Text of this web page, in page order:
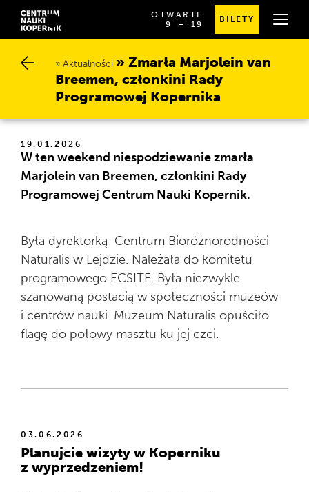
OTWARTE
OD
GODZINY
19:00
9 ⁠–⁠ 19
SPRAWDŹ
SZCZEGÓŁOWE
BILETY
Aktualności
Zmarła Marjolein van B
reemen, członkini Rady P
rogramowej Kopernika
19.01.2026
W ten weekend niespodziewanie zmarła
Marjolein van Breemen, członkini Rady
Programowej Centrum Nauki Kopernik.
Była dyrektorką Centrum Bioróżnorodności
Naturalis w Lejdzie. Należała do komitetu
programowego ECSITE. Była niezwykle
szanowaną postacią w społeczności muzeów
i centrów nauki. Muzeum Naturalis opuściło
flagę do połowy masztu ku jej czci.
03.06.2026
Planujcie wizyty w Koperniku
z wyprzedzeniem!